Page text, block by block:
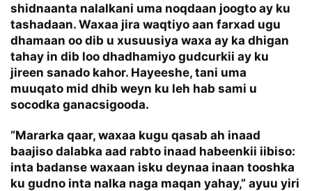
shidnaanta nalalkani uma noqdaan joogto ay ku
tashadaan. Waxaa jira waqtiyo aan farxad ugu
dhamaan oo dib u xusuusiya waxa ay ka dhigan
tahay in dib loo dhadhamiyo gudcurkii ay ku
jireen sanado kahor. Hayeeshe, tani uma
muuqato mid dhib weyn ku leh hab sami u
socodka ganacsigooda.
“Mararka qaar, waxaa kugu qasab ah inaad
baajiso dalabka aad rabto inaad habeenkii iibiso:
inta badanse waxaan isku deynaa inaan tooshka
ku gudno inta nalka naga maqan yahay,” ayuu yiri